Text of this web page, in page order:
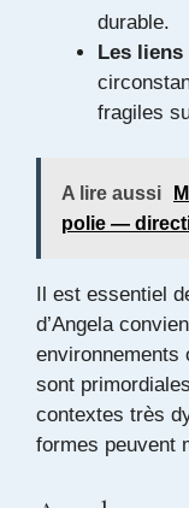
durable.
Les
fragiles
A lire aussi
polie —
Il est essentiel
d’Angela
environnements
sont
contextes très
formes peuvent